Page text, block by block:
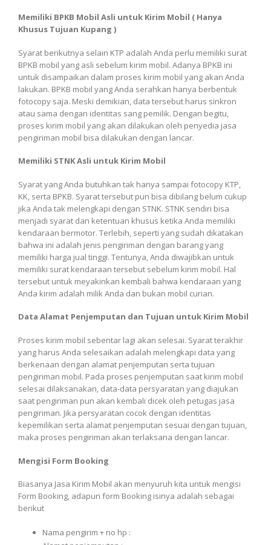
Memiliki BPKB Mobil Asli untuk Kirim Mobil ( Hanya
Khusus Tujuan Kupang )
Syarat berikutnya selain KTP adalah Anda perlu memiliki surat
BPKB mobil yang asli sebelum kirim mobil. Adanya BPKB ini
untuk disampaikan dalam proses kirim mobil yang akan Anda
lakukan. BPKB mobil yang Anda serahkan hanya berbentuk
fotocopy saja. Meski demikian, data tersebut harus sinkron
atau sama dengan identitas sang pemilik. Dengan begitu,
proses kirim mobil yang akan dilakukan oleh penyedia jasa
pengiriman mobil bisa dilakukan dengan lancar.
Memiliki STNK Asli untuk Kirim Mobil
Syarat yang Anda butuhkan tak hanya sampai fotocopy KTP,
KK, serta BPKB. Syarat tersebut pun bisa dibilang belum cukup
jika Anda tak melengkapi dengan STNK. STNK sendiri bisa
menjadi syarat dan ketentuan khusus ketika Anda memiliki
kendaraan bermotor. Terlebih, seperti yang sudah dikatakan
bahwa ini adalah jenis pengiriman dengan barang yang
memiliki harga jual tinggi. Tentunya, Anda diwajibkan untuk
memiliki surat kendaraan tersebut sebelum kirim mobil. Hal
tersebut untuk meyakinkan kembali bahwa kendaraan yang
Anda kirim adalah milik Anda dan bukan mobil curian.
Data Alamat Penjemputan dan Tujuan untuk Kirim Mobil
Proses kirim mobil sebentar lagi akan selesai. Syarat terakhir
yang harus Anda selesaikan adalah melengkapi data yang
berkenaan dengan alamat penjemputan serta tujuan
pengiriman mobil. Pada proses penjemputan saat kirim mobil
selesai dilaksanakan, data-data persyaratan yang diajukan
saat pengiriman pun akan kembali dicek oleh petugas jasa
pengiriman. Jika persyaratan cocok dengan identitas
kepemilikan serta alamat penjemputan sesuai dengan tujuan,
maka proses pengiriman akan terlaksana dengan lancar.
Mengisi Form Booking
Biasanya Jasa Kirim Mobil akan menyuruh kita untuk mengisi
Form Booking, adapun form Booking isinya adalah sebagai
berikut
Nama pengirim + no hp :